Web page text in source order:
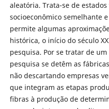
aleatória. Trata-se de
socioeconômico semelhante
permite algumas
histórica, o início do século
pesquisa. Por se tratar de
pesquisa se detêm as
não descartando empresas
que integram as etapas
fibras à produção de